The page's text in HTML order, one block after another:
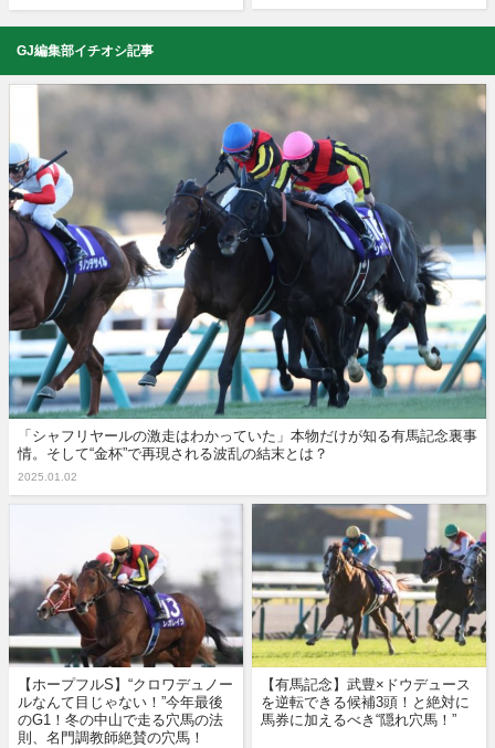
GJ編集部イチオシ記事
「シャフリヤールの激走はわかっていた」本物だけが知る有馬記念裏事
情。そして“金杯”で再現される波乱の結末とは？
2025.01.02
【ホープフルS】“クロワデュノー
ルなんて目じゃない！”今年最後
のG1！冬の中山で走る穴馬の法
則、名門調教師絶賛の穴馬！
【有馬記念】武豊×ドウデュース
を逆転できる候補3頭！と絶対に
馬券に加えるべき“隠れ穴馬！”